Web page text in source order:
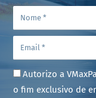
Autorizo a
o fim exclusivo de